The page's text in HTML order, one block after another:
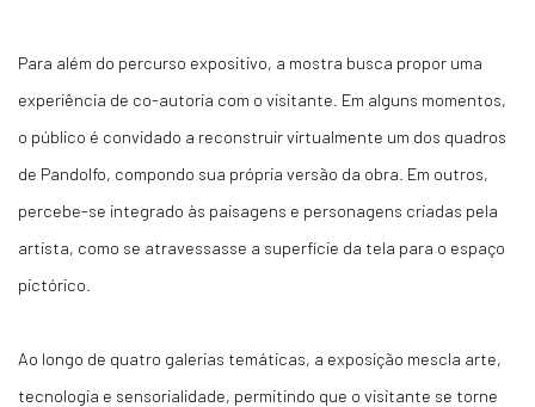
Para além do percurso expositivo, a mostra busca propor uma
experiência de co-autoria com o visitante. Em alguns momentos,
o público é convidado a reconstruir virtualmente um dos quadros
de Pandolfo, compondo sua própria versão da obra. Em outros,
percebe-se integrado às paisagens e personagens criadas pela
artista, como se atravessasse a superfície da tela para o espaço
pictórico.
Ao longo de quatro galerias temáticas, a exposição mescla arte,
tecnologia e sensorialidade, permitindo que o visitante se torne